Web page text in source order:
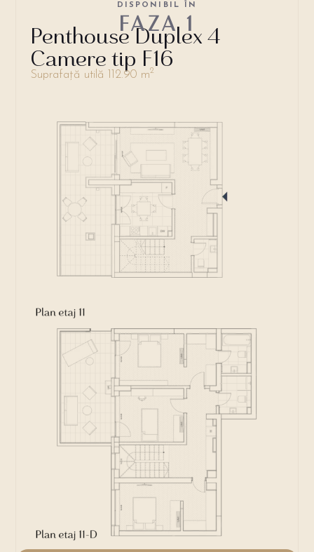
Penthouse Duplex 4
Camere tip F16
Suprafață utilă 112.90 m2
DISPONIBIL ÎN
FAZA 1